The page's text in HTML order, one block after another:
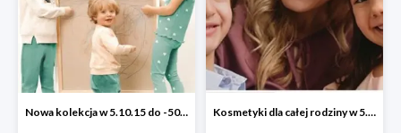
Nowa kolekcja w 5.10.15 do -50% Kosmetyki dla całej rodziny w 5.10.15 do -40%